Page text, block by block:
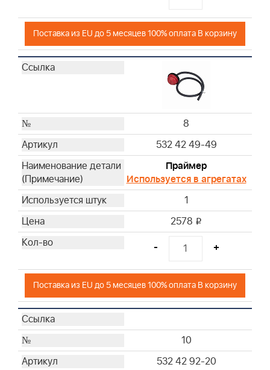
Поставка из EU до 5 месяцев 100% оплата В корзину
8
532 42 49-49
Праймер
Используется в агрегатах
1
2578 i
- +
Поставка из EU до 5 месяцев 100% оплата В корзину
10
532 42 92-20